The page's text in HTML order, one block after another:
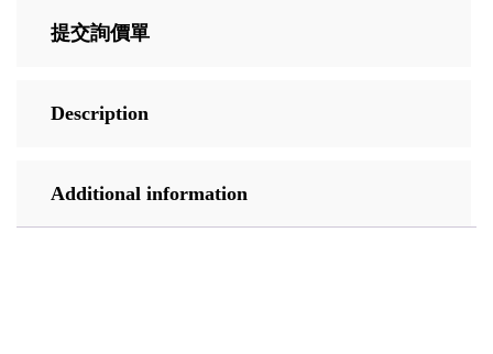
提交詢價單
Description
Additional information